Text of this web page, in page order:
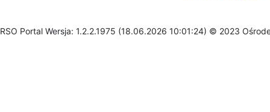
RSO Portal Wersja: 1.2.2.1975 (18.06.2026 10:01:24) © 2023